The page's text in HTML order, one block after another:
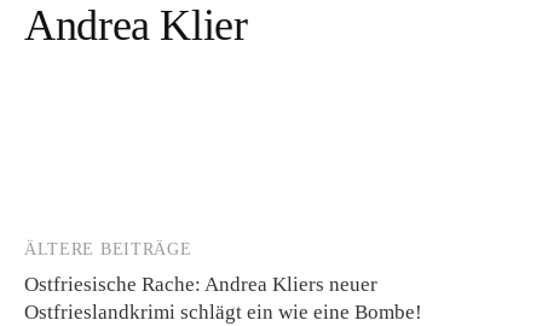
Andrea Klier
Beitragsnavigation
ÄLTERE BEITRÄGE
Ostfriesische Rache: Andrea Kliers neuer
Ostfrieslandkrimi schlägt ein wie eine Bombe!